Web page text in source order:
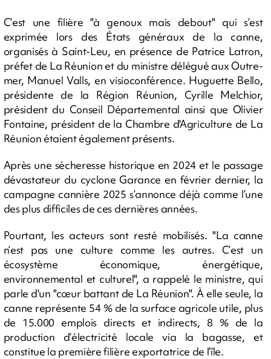
C’est une filière "à genoux mais debout" qui s’est
exprimée lors des États généraux de la canne,
organisés à Saint-Leu, en présence de Patrice Latron,
préfet de La Réunion et du ministre délégué aux Outre-
mer, Manuel Valls, en visioconférence. Huguette Bello,
présidente de la Région Réunion, Cyrille Melchior,
président du Conseil Départemental ainsi que Olivier
Fontaine, président de la Chambre d'Agriculture de La
Réunion étaient également présents.
Après une sécheresse historique en 2024 et le passage
dévastateur du cyclone Garance en février dernier, la
campagne cannière 2025 s’annonce déjà comme l’une
des plus difficiles de ces dernières années.
Pourtant, les acteurs sont resté mobilisés. "La canne
n’est pas une culture comme les autres. C’est un
écosystème économique, énergétique,
environnemental et culturel", a rappelé le ministre, qui
parle d'un "cœur battant de La Réunion". À elle seule, la
canne représente 54 % de la surface agricole utile, plus
de 15.000 emplois directs et indirects, 8 % de la
production d’électricité locale via la bagasse, et
constitue la première filière exportatrice de l’île.